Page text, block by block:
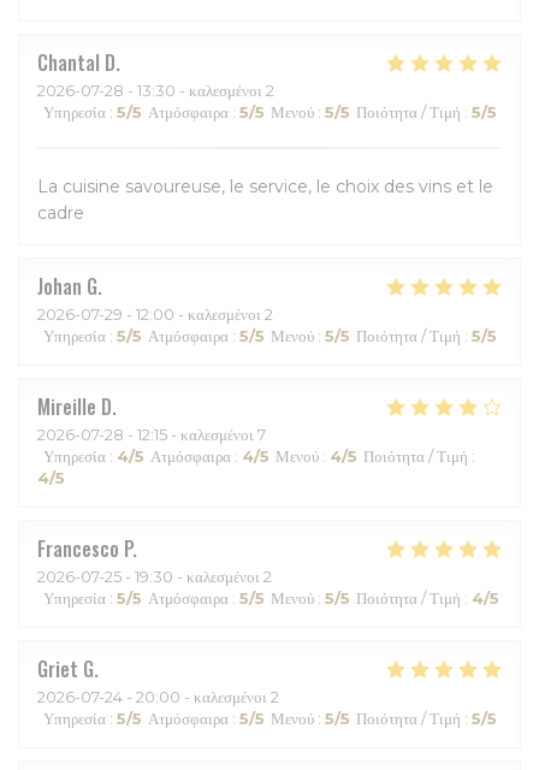
Chantal D
2026-07-28 - 13:30 - καλεσμένοι 2
Υπηρεσία : 5/5 Ατμόσφαιρα : 5/5 Μενού : 5/5 Ποιότητα / Τιμή : 5/5
La cuisine savoureuse, le service, le choix des vins et le
cadre
Johan G
2026-07-29 - 12:00 - καλεσμένοι 2
Υπηρεσία : 5/5 Ατμόσφαιρα : 5/5 Μενού : 5/5 Ποιότητα / Τιμή : 5/5
Mireille D
2026-07-28 - 12:15 - καλεσμένοι 7
Υπηρεσία : 4/5 Ατμόσφαιρα : 4/5 Μενού : 4/5 Ποιότητα / Τιμή :
4/5
Francesco P
2026-07-25 - 19:30 - καλεσμένοι 2
Υπηρεσία : 5/5 Ατμόσφαιρα : 5/5 Μενού : 5/5 Ποιότητα / Τιμή : 4/5
Griet G
2026-07-24 - 20:00 - καλεσμένοι 2
Υπηρεσία : 5/5 Ατμόσφαιρα : 5/5 Μενού : 5/5 Ποιότητα / Τιμή : 5/5